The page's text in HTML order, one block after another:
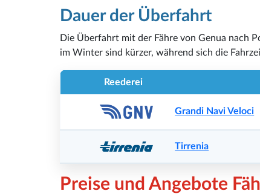
Dauer der Überfahrt
Die Überfahrt mit der Fähre von Genua nach
im Winter sind kürzer, während sich die
Reederei
Grandi Navi Veloci
Tirrenia
Preise und Angebote